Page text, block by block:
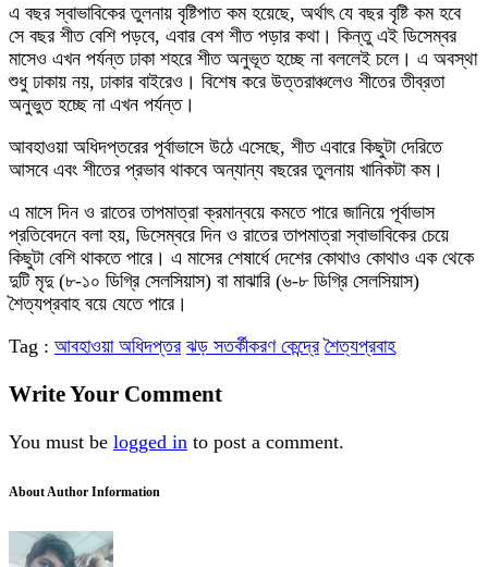
এ বছর স্বাভাবিকের তুলনায় বৃষ্টিপাত কম হয়েছে, অর্থাৎ যে বছর বৃষ্টি কম হবে
সে বছর শীত বেশি পড়বে, এবার বেশ শীত পড়ার কথা। কিন্তু এই ডিসেম্বর
মাসেও এখন পর্যন্ত ঢাকা শহরে শীত অনুভূত হচ্ছে না বললেই চলে। এ অবস্থা
শুধু ঢাকায় নয়, ঢাকার বাইরেও। বিশেষ করে উত্তরাঞ্চলেও শীতের তীব্রতা
অনুভুত হচ্ছে না এখন পর্যন্ত।
আবহাওয়া অধিদপ্তরের পূর্বাভাসে উঠে এসেছে, শীত এবারে কিছুটা দেরিতে
আসবে এবং শীতের প্রভাব থাকবে অন্যান্য বছরের তুলনায় খানিকটা কম।
এ মাসে দিন ও রাতের তাপমাত্রা ক্রমান্বয়ে কমতে পারে জানিয়ে পূর্বাভাস
প্রতিবেদনে বলা হয়, ডিসেম্বরে দিন ও রাতের তাপমাত্রা স্বাভাবিকের চেয়ে
কিছুটা বেশি থাকতে পারে। এ মাসের শেষার্ধে দেশের কোথাও কোথাও এক থেকে
দুটি মৃদু (৮-১০ ডিগ্রি সেলসিয়াস) বা মাঝারি (৬-৮ ডিগ্রি সেলসিয়াস)
শৈত্যপ্রবাহ বয়ে যেতে পারে।
Tag : আবহাওয়া অধিদপ্তর ঝড় সতর্কীকরণ কেন্দ্রে শৈত্যপ্রবাহ
Write Your Comment
You must be logged in to post a comment.
About Author Information